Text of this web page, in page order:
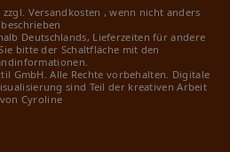
Versandkosten , wenn nicht anders
beschrieben
Deutschlands, Lieferzeiten für andere
bitte der Schaltfläche mit den
GmbH. Alle Rechte vorbehalten. Digitale
sind Teil der kreativen Arbeit
von Cyroline